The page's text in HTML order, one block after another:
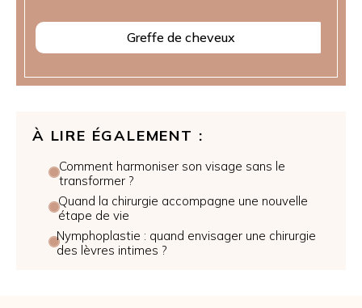
Greffe de cheveux
À LIRE ÉGALEMENT :
Comment harmoniser son visage sans le
transformer ?
Quand la chirurgie accompagne une nouvelle
étape de vie
Nymphoplastie : quand envisager une chirurgie
des lèvres intimes ?